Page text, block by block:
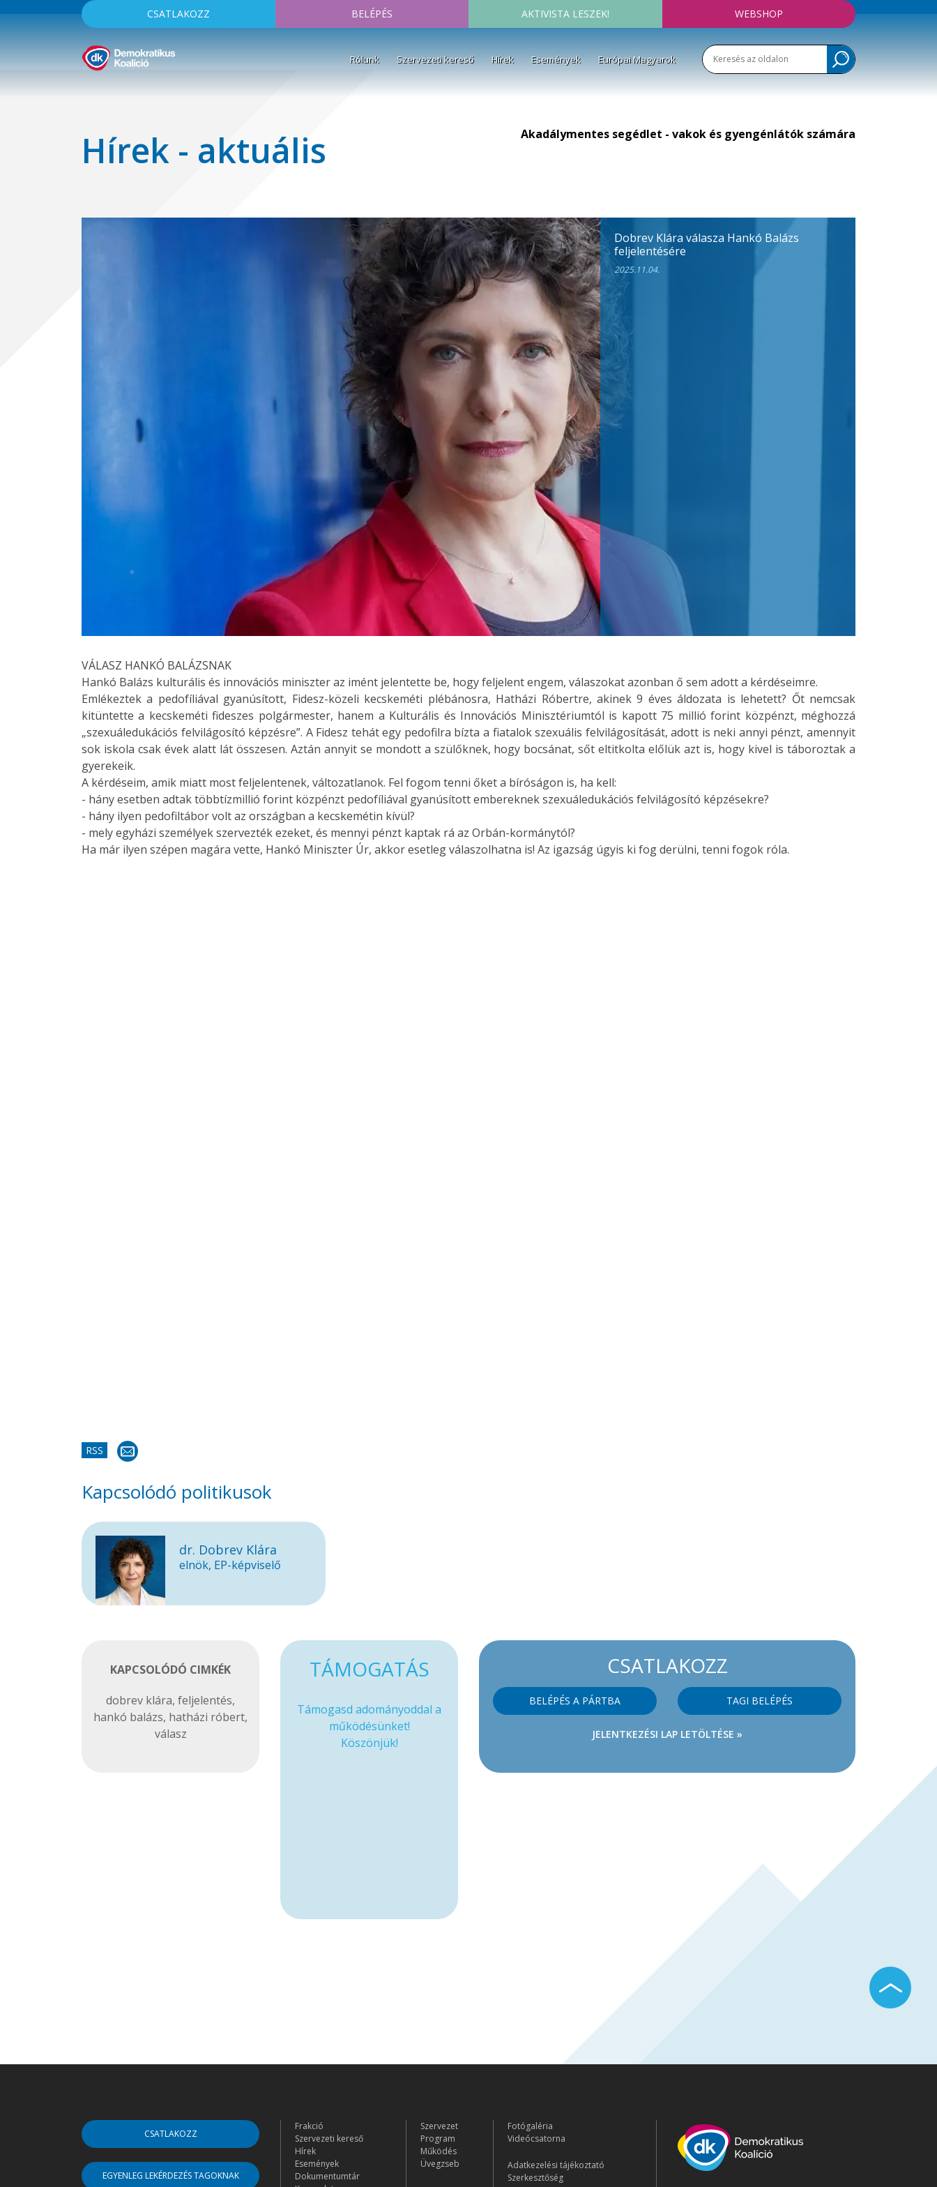
CSATLAKOZZ BELÉPÉS AKTIVISTA LESZEK! WEBSHOP
Rólunk Szervezeti kereső Hírek Események Európai Magyarok
Hírek - aktuális Akadálymentes segédlet - vakok és gyengénlátók számára
Dobrev Klára válasza Hankó Balázs
feljelentésére
2025.11.04.
VÁLASZ HANKÓ BALÁZSNAK
Hankó Balázs kulturális és innovációs miniszter az imént jelentette be, hogy feljelent engem, válaszokat azonban ő sem adott a kérdéseimre.
Emlékeztek a pedofíliával gyanúsított, Fidesz-közeli kecskeméti plébánosra, Hatházi Róbertre, akinek 9 éves áldozata is lehetett? Őt nemcsak
kitüntette a kecskeméti fideszes polgármester, hanem a Kulturális és Innovációs Minisztériumtól is kapott 75 millió forint közpénzt, méghozzá
„szexuáledukációs felvilágosító képzésre”. A Fidesz tehát egy pedofilra bízta a fiatalok szexuális felvilágosítását, adott is neki annyi pénzt, amennyit
sok iskola csak évek alatt lát összesen. Aztán annyit se mondott a szülőknek, hogy bocsánat, sőt eltitkolta előlük azt is, hogy kivel is táboroztak a
gyerekeik.
A kérdéseim, amik miatt most feljelentenek, változatlanok. Fel fogom tenni őket a bíróságon is, ha kell:
- hány esetben adtak többtízmillió forint közpénzt pedofíliával gyanúsított embereknek szexuáledukációs felvilágosító képzésekre?
- hány ilyen pedofiltábor volt az országban a kecskemétin kívül?
- mely egyházi személyek szervezték ezeket, és mennyi pénzt kaptak rá az Orbán-kormánytól?
Ha már ilyen szépen magára vette, Hankó Miniszter Úr, akkor esetleg válaszolhatna is! Az igazság úgyis ki fog derülni, tenni fogok róla.
RSS
Kapcsolódó politikusok
dr. Dobrev Klára
elnök, EP-képviselő
KAPCSOLÓDÓ CIMKÉK
dobrev klára, feljelentés,
hankó balázs, hatházi róbert,
válasz
CSATLAKOZZ
BELÉPÉS A PÁRTBA TAGI BELÉPÉS
JELENTKEZÉSI LAP LETÖLTÉSE »
TÁMOGATÁS
Támogasd adományoddal a
működésünket!
Köszönjük!
CSATLAKOZZ
EGYENLEG LEKÉRDEZÉS TAGOKNAK
Frakció
Szervezeti kereső
Hírek
Események
Dokumentumtár
Szervezet
Program
Működés
Üvegzseb
Fotógaléria
Videócsatorna
Adatkezelési tájékoztató
Szerkesztőség